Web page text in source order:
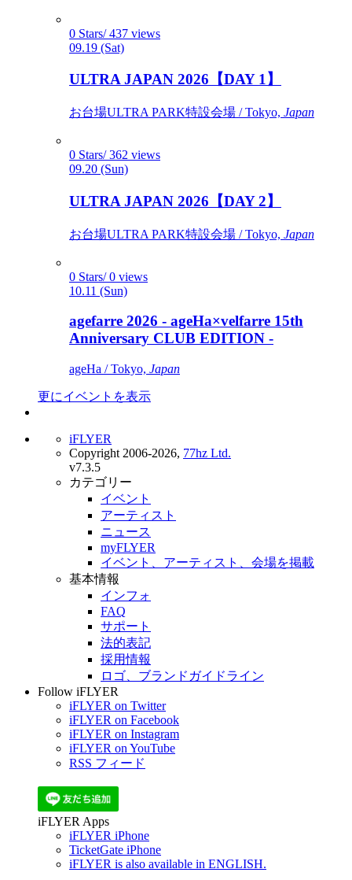
0 Stars/ 437 views
09.19 (Sat)
ULTRA JAPAN 2026【DAY 1】
お台場ULTRA PARK特設会場 / Tokyo, Japan
0 Stars/ 362 views
09.20 (Sun)
ULTRA JAPAN 2026【DAY 2】
お台場ULTRA PARK特設会場 / Tokyo, Japan
0 Stars/ 0 views
10.11 (Sun)
agefarre 2026 - ageHa×velfarre 15th
Anniversary CLUB EDITION -
ageHa / Tokyo, Japan
更にイベントを表示
iFLYER
Copyright 2006-2026, 77hz Ltd.
v7.3.5
カテゴリー
イベント
アーティスト
ニュース
myFLYER
イベント、アーティスト、会場を掲載
基本情報
インフォ
FAQ
サポート
法的表記
採用情報
ロゴ、ブランドガイドライン
Follow iFLYER
iFLYER on Twitter
iFLYER on Facebook
iFLYER on Instagram
iFLYER on YouTube
RSS フィード
iFLYER Apps
iFLYER iPhone
TicketGate iPhone
iFLYER is also available in ENGLISH.